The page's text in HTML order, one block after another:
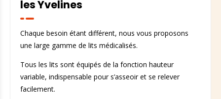
les Yvelines
Chaque besoin étant différent, nous vous proposons
une large gamme de lits médicalisés.
Tous les lits sont équipés de la fonction hauteur
variable, indispensable pour s’asseoir et se relever
facilement.